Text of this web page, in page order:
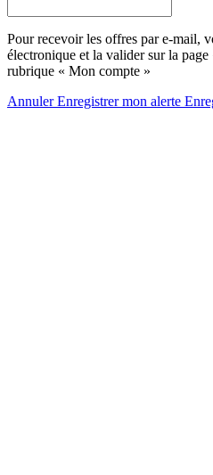
Pour recevoir les offres par e-mail,
électronique et la valider sur la page
rubrique « Mon compte »
AnnulerEnregistrer mon alerte